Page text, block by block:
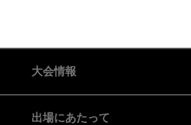
大会情報
出場にあたって